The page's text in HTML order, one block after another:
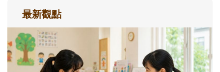
最新觀點